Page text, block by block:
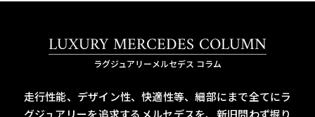
LUXURY MERCEDES COLUMN
ラグジュアリーメルセデス コラム
走行性能、デザイン性、快適性等、細部にまで全てにラ
グジュアリーを追求するメルセデスを、 新旧問わず掘り